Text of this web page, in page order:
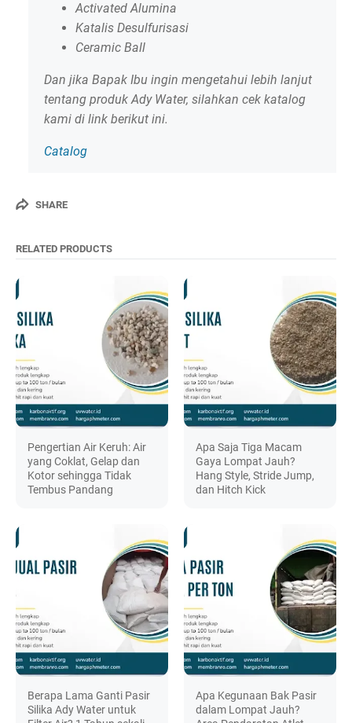
Activated Alumina
Katalis Desulfurisasi
Ceramic Ball
Dan jika Bapak Ibu ingin mengetahui lebih lanjut
tentang produk Ady Water, silahkan cek katalog
kami di link berikut ini.
Catalog
SHARE
RELATED PRODUCTS
Pengertian Air Keruh: Air
yang Coklat, Gelap dan
Kotor sehingga Tidak
Tembus Pandang
Apa Saja Tiga Macam
Gaya Lompat Jauh?
Hang Style, Stride Jump,
dan Hitch Kick
Berapa Lama Ganti Pasir
Silika Ady Water untuk
Apa Kegunaan Bak Pasir
dalam Lompat Jauh?